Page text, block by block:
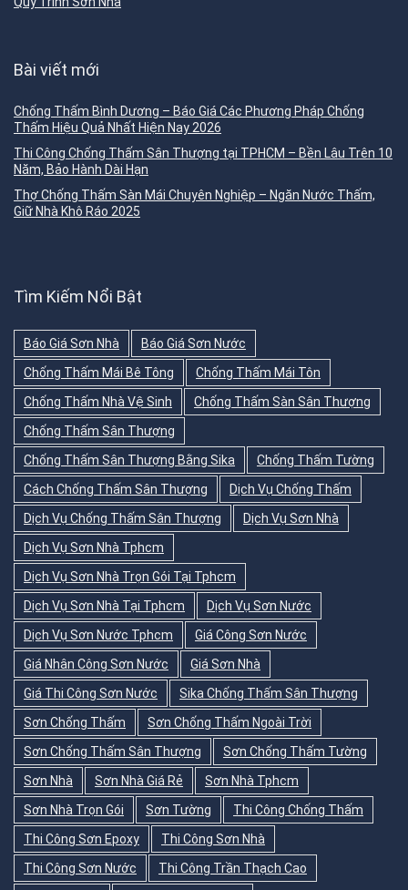
Bài viết mới
Chống Thấm Bình Dương – Báo Giá Các Phương Pháp Chống
Thấm Hiệu Quả Nhất Hiện Nay 2026
Thi Công Chống Thấm Sân Thượng tại TPHCM – Bền Lâu Trên 10
Năm, Bảo Hành Dài Hạn
Thợ Chống Thấm Sàn Mái Chuyên Nghiệp – Ngăn Nước Thấm,
Giữ Nhà Khô Ráo 2025
Tìm Kiếm Nổi Bật
Báo Giá Sơn Nhà
Báo Giá Sơn Nước
Chống Thấm Mái Bê Tông
Chống Thấm Mái Tôn
Chống Thấm Nhà Vệ Sinh
Chống Thấm Sàn Sân Thượng
Chống Thấm Sân Thượng
Chống Thấm Sân Thượng Bằng Sika
Chống Thấm Tường
Cách Chống Thấm Sân Thượng
Dịch Vụ Chống Thấm
Dịch Vụ Chống Thấm Sân Thượng
Dịch Vụ Sơn Nhà
Dịch Vụ Sơn Nhà Tphcm
Dịch Vụ Sơn Nhà Trọn Gói Tại Tphcm
Dịch Vụ Sơn Nhà Tại Tphcm
Dịch Vụ Sơn Nước
Dịch Vụ Sơn Nước Tphcm
Giá Công Sơn Nước
Giá Nhân Công Sơn Nước
Giá Sơn Nhà
Giá Thi Công Sơn Nước
Sika Chống Thấm Sân Thượng
Sơn Chống Thấm
Sơn Chống Thấm Ngoài Trời
Sơn Chống Thấm Sân Thượng
Sơn Chống Thấm Tường
Sơn Nhà
Sơn Nhà Giá Rẻ
Sơn Nhà Tphcm
Sơn Nhà Trọn Gói
Sơn Tường
Thi Công Chống Thấm
Thi Công Sơn Epoxy
Thi Công Sơn Nhà
Thi Công Sơn Nước
Thi Công Trần Thạch Cao